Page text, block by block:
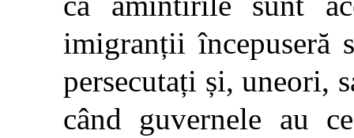
imigranții începuseră
persecutați și, uneori,
când guvernele au